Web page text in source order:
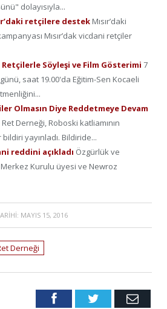
dolayısıyla...
retçilere destek Mısır’daki
Mısır’dak vicdani retçiler
Söyleşi ve Film Gösterimi 7
saat 19.00'da Eğitim-Sen Kocaeli
Olmasın Diye Reddetmeye Devam
Derneği, Roboski katliamının
yayınladı. Bildiride...
reddini açıkladı Özgürlük ve
Kurulu üyesi ve Newroz
MAYIS 15, 2016
Derneği
FacebookTwitter Email